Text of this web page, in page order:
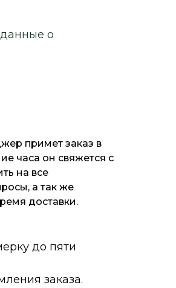
о
примет заказ в
часа он свяжется с
на все
а так же
доставки.
до пяти
заказа.